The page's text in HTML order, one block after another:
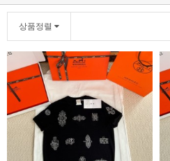
상품정렬